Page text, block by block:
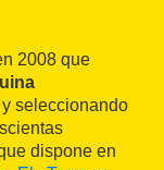
2008 que
y seleccionando
dispone en